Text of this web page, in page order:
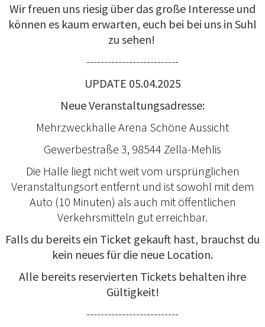
Wir freuen uns riesig über das große Interesse und
können es kaum erwarten, euch bei bei uns in Suhl
zu sehen!
--------------------------
UPDATE 05.04.2025
Neue Veranstaltungsadresse:
Mehrzweckhalle Arena Schöne Aussicht
Gewerbestraße 3, 98544 Zella-Mehlis
Die Halle liegt nicht weit vom ursprünglichen
Veranstaltungsort entfernt und ist sowohl mit dem
Auto (10 Minuten) als auch mit öffentlichen
Verkehrsmitteln gut erreichbar.
Falls du bereits ein Ticket gekauft hast, brauchst du
kein neues für die neue Location.
Alle bereits reservierten Tickets behalten ihre
Gültigkeit!
--------------------------